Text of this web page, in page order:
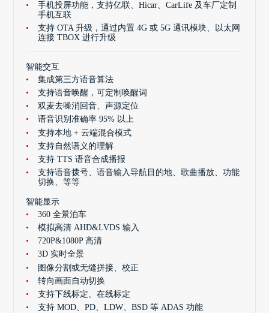
手机投屏功能，支持亿联、Hicar、CarLife 及车厂定制
手机互联
支持 OTA 升级，通过内置 4G 或 5G 通讯模块、以太网
连接 TBOX 进行升级
智能交互
集成第三方语音算法
支持语音唤醒，可定制唤醒词
双麦去噪消回音、声源定位
语音识别准确率 95% 以上
支持本地 + 云端混合模式
支持自然语义的理解
支持 TTS 语音合成播报
支持语音拨号、语音输入导航目的地、歌曲播放、功能
切换、等等
智能显示
360 全景泊车
模拟高清 AHD&LVDS 输入
720P&1080P 高清
3D 实时全景
图像分割或无缝拼接、校正
转向画面自动切换
支持下线标定、在线标定
支持 MOD、PD、LDW、BSD 等 ADAS 功能